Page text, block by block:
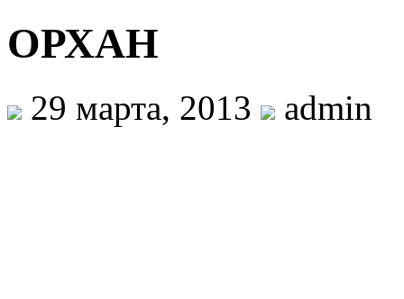
ОРХАН
29 марта, 2013 admin